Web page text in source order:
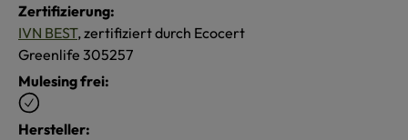
Zertifizierung:
IVN BEST, zertifiziert durch Ecocert
Greenlife 305257
Mulesing frei:
Hersteller: